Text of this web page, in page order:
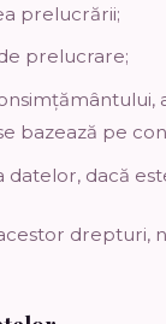
prelucrării;
prelucrare;
bazează pe
dacă
drepturi,